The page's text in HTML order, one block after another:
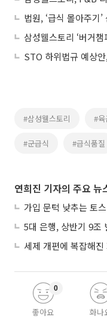
#삼성웰스토리 #육
#군급식 #급식품질
연희진 기자의 주요 뉴
좋아요
0
화나